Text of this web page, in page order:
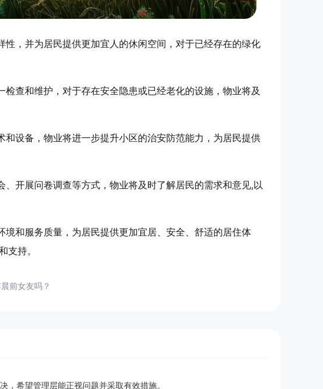
，并为居民提供更加宜人的休闲空间，对于已经存在的绿化
查和维护，对于存在安全隐患或已经老化的设施，物业将及
设备，物业将进一步提升小区的治安防范能力，为居民提供
开展问卷调查等方式，物业将及时了解居民的需求和意见,以
和服务质量，为居民提供更加宜居、安全、舒适的居住体
支持。
前女友吗？
希望管理层能正视问题并采取有效措施。